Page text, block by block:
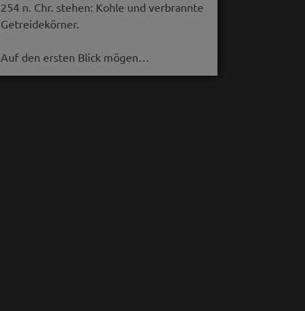
254 n. Chr. stehen: Kohle und verbrannte
Getreidekörner.
Auf den ersten Blick mögen…